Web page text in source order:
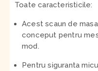
Toate caracteristicile:
Acest scaun de
conceput pentru
mod.
Pentru siguranta